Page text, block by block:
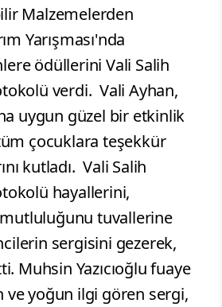
Malzemelerden
Yarışması'nda
ödüllerini Vali Salih
verdi. Vali Ayhan,
uygun güzel bir etkinlik
çocuklara teşekkür
kutladı. Vali Salih
hayallerini,
tuvallerine
sergisini gezerek,
Muhsin Yazıcıoğlu fuaye
ve yoğun ilgi gören sergi,